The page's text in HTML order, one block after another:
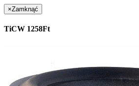
×Zamknąć
TiCW 1258Ft